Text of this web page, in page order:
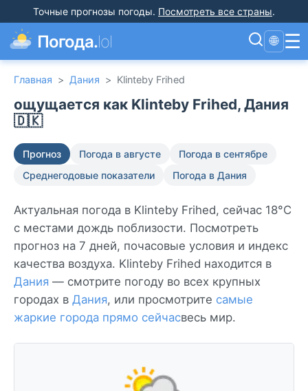
Точные прогнозы погоды. Посмотреть все страны.
Погода.lol 🌐 ☰
Главная > Дания > Klinteby Frihed
ощущается как Klinteby Frihed, Дания
🇩🇰
Прогноз Погода в августе
Погода в сентябре
Среднегодовые показатели
Погода в Дания
Актуальная погода в Klinteby Frihed, сейчас 18°C
с местами дождь поблизости. Посмотреть
прогноз на 7 дней, почасовые условия и индекс
качества воздуха. Klinteby Frihed находится в
Дания — смотрите погоду во всех крупных
городах в Дания, или просмотрите самые
жаркие города прямо сейчасвесь мир.